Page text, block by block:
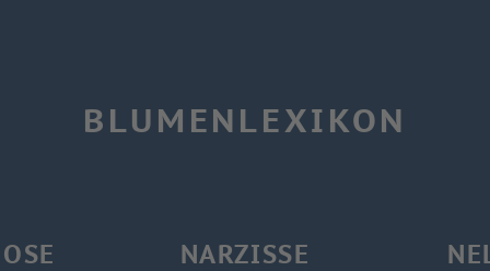
BLUMENLEXIKON
NARZISSE